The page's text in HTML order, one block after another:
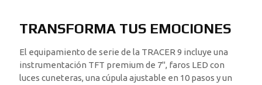
TRANSFORMA TUS EMOCIONES
El equipamiento de serie de la TRACER 9 incluye una
instrumentación TFT premium de 7", faros LED con
luces cuneteras, una cúpula ajustable en 10 pasos y un